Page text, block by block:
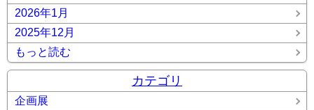
2026年1月
2025年12月
もっと読む
カテゴリ
企画展